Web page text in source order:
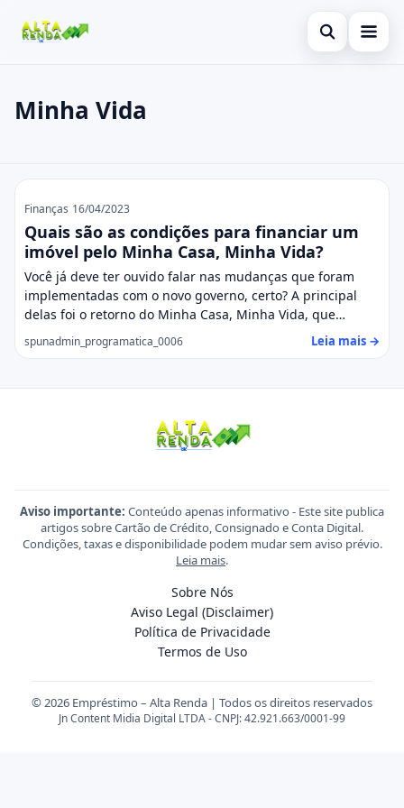
Abrir busca
Conta Digital
Empréstimo
Finanças
Imóvel
Legal
Pressione Enter para buscar ou ESC para fechar.
Minha Vida
Minha Vida
Finanças 16/04/2023
Quais são as condições para financiar um
imóvel pelo Minha Casa, Minha Vida?
Você já deve ter ouvido falar nas mudanças que foram
implementadas com o novo governo, certo? A principal
delas foi o retorno do Minha Casa, Minha Vida, que…
spunadmin_programatica_0006 Leia mais →
Aviso importante: Conteúdo apenas informativo - Este site publica
artigos sobre Cartão de Crédito, Consignado e Conta Digital.
Condições, taxas e disponibilidade podem mudar sem aviso prévio.
Leia mais.
Sobre Nós
Aviso Legal (Disclaimer)
Política de Privacidade
Termos de Uso
© 2026 Empréstimo – Alta Renda | Todos os direitos reservados
Jn Content Midia Digital LTDA - CNPJ: 42.921.663/0001-99